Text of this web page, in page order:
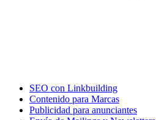
SEO con Linkbuilding
Contenido para Marcas
Publicidad para anunciantes